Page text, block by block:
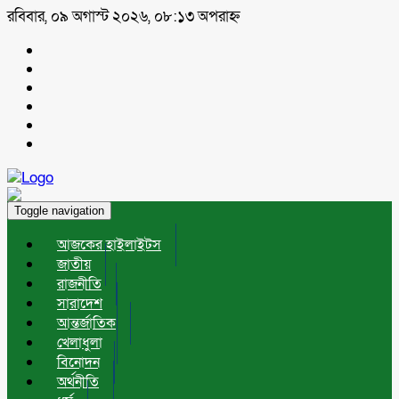
রবিবার, ০৯ অগাস্ট ২০২৬, ০৮:১৩ অপরাহ্ন
Toggle navigation
আজকের হাইলাইটস
জাতীয়
রাজনীতি
সারাদেশ
আন্তর্জাতিক
খেলাধুলা
বিনোদন
অর্থনীতি